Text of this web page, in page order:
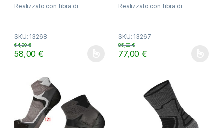
Realizzato con fibra di
dell’umidità corporea
SKU: 13268
58,00€
64,90€
Questo prodotto ha più varianti. Le opzioni possono essere
Realizzato con fibra di
dell’umidità corporea
SKU: 13267
77,00€
85,00€
Questo prodotto ha più